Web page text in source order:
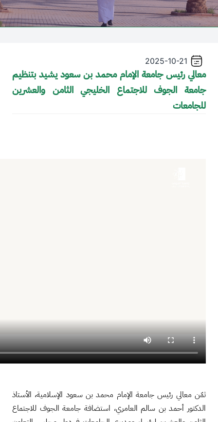
2025-10-21
معالي رئيس جامعة الإمام محمد بن سعود يشيد بتنظيم
جامعة الجوف للاجتماع الخليجي الثامن والعشرين
للجامعات
ثمّن معالي رئيس جامعة الإمام محمد بن سعود الإسلامية، الأستاذ
الدكتور أحمد بن سالم العامري، استضافة جامعة الجوف للاجتماع